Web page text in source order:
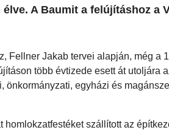
A Baumit a felújításhoz a
Fellner Jakab tervei alapján, még a
több évtizede esett át utoljára
önkormányzati, egyházi és
homlokzatfestéket szállított az